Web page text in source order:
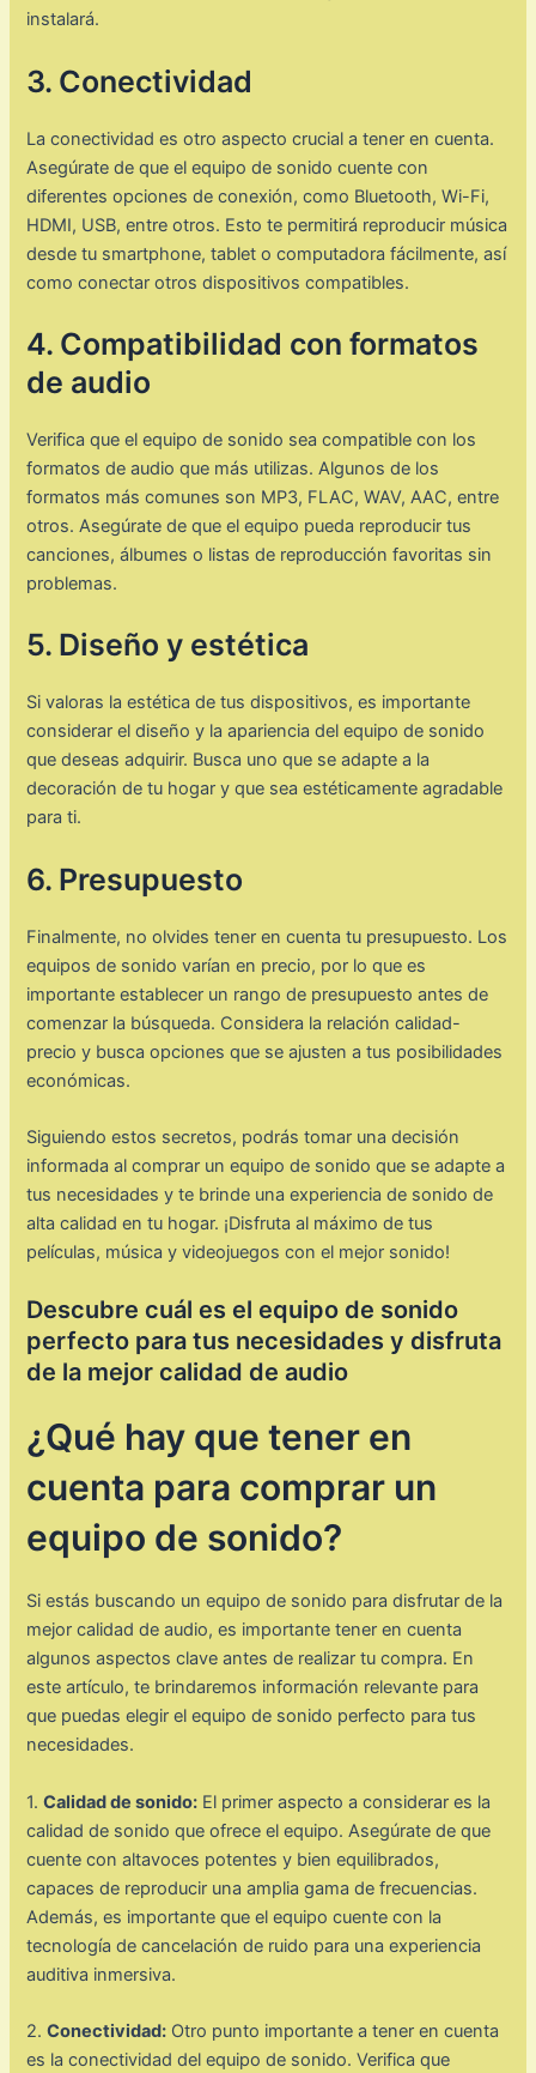
instalará.
3. Conectividad
La conectividad es otro aspecto crucial a tener en cuenta.
Asegúrate de que el equipo de sonido cuente con
diferentes opciones de conexión, como Bluetooth, Wi-Fi,
HDMI, USB, entre otros. Esto te permitirá reproducir música
desde tu smartphone, tablet o computadora fácilmente, así
como conectar otros dispositivos compatibles.
4. Compatibilidad con formatos
de audio
Verifica que el equipo de sonido sea compatible con los
formatos de audio que más utilizas. Algunos de los
formatos más comunes son MP3, FLAC, WAV, AAC, entre
otros. Asegúrate de que el equipo pueda reproducir tus
canciones, álbumes o listas de reproducción favoritas sin
problemas.
5. Diseño y estética
Si valoras la estética de tus dispositivos, es importante
considerar el diseño y la apariencia del equipo de sonido
que deseas adquirir. Busca uno que se adapte a la
decoración de tu hogar y que sea estéticamente agradable
para ti.
6. Presupuesto
Finalmente, no olvides tener en cuenta tu presupuesto. Los
equipos de sonido varían en precio, por lo que es
importante establecer un rango de presupuesto antes de
comenzar la búsqueda. Considera la relación calidad-
precio y busca opciones que se ajusten a tus posibilidades
económicas.
Siguiendo estos secretos, podrás tomar una decisión
informada al comprar un equipo de sonido que se adapte a
tus necesidades y te brinde una experiencia de sonido de
alta calidad en tu hogar. ¡Disfruta al máximo de tus
películas, música y videojuegos con el mejor sonido!
Descubre cuál es el equipo de sonido
perfecto para tus necesidades y disfruta
de la mejor calidad de audio
¿Qué hay que tener en
cuenta para comprar un
equipo de sonido?
Si estás buscando un equipo de sonido para disfrutar de la
mejor calidad de audio, es importante tener en cuenta
algunos aspectos clave antes de realizar tu compra. En
este artículo, te brindaremos información relevante para
que puedas elegir el equipo de sonido perfecto para tus
necesidades.
1.Calidad de sonido: El primer aspecto a considerar es la
calidad de sonido que ofrece el equipo. Asegúrate de que
cuente con altavoces potentes y bien equilibrados,
capaces de reproducir una amplia gama de frecuencias.
Además, es importante que el equipo cuente con la
tecnología de cancelación de ruido para una experiencia
auditiva inmersiva.
2.Conectividad: Otro punto importante a tener en cuenta
es la conectividad del equipo de sonido. Verifica que